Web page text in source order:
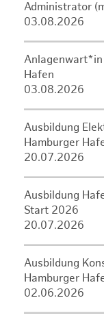
Administrator
03.08.2026
Anlagenwart*in
Hafen
03.08.2026
Ausbildung
Hamburger
20.07.2026
Ausbildung
Start 2026
20.07.2026
Ausbildung
Hamburger
02.06.2026